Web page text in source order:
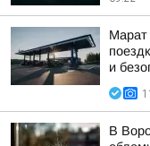
Марат
и
В